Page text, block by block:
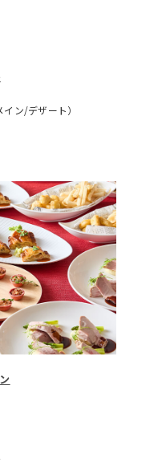
ン/デザート）